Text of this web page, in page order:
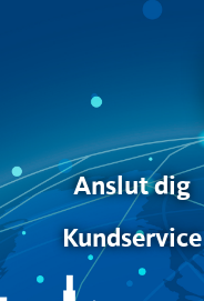
Anslut dig
Kundservice